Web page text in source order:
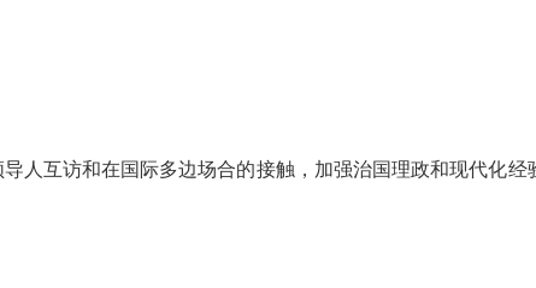
人互访和在国际多边场合的接触，加强治国理政和现代化经